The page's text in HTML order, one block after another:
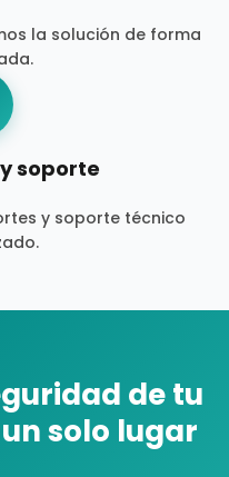
la solución de forma
soporte
y soporte técnico
de tu
solo lugar